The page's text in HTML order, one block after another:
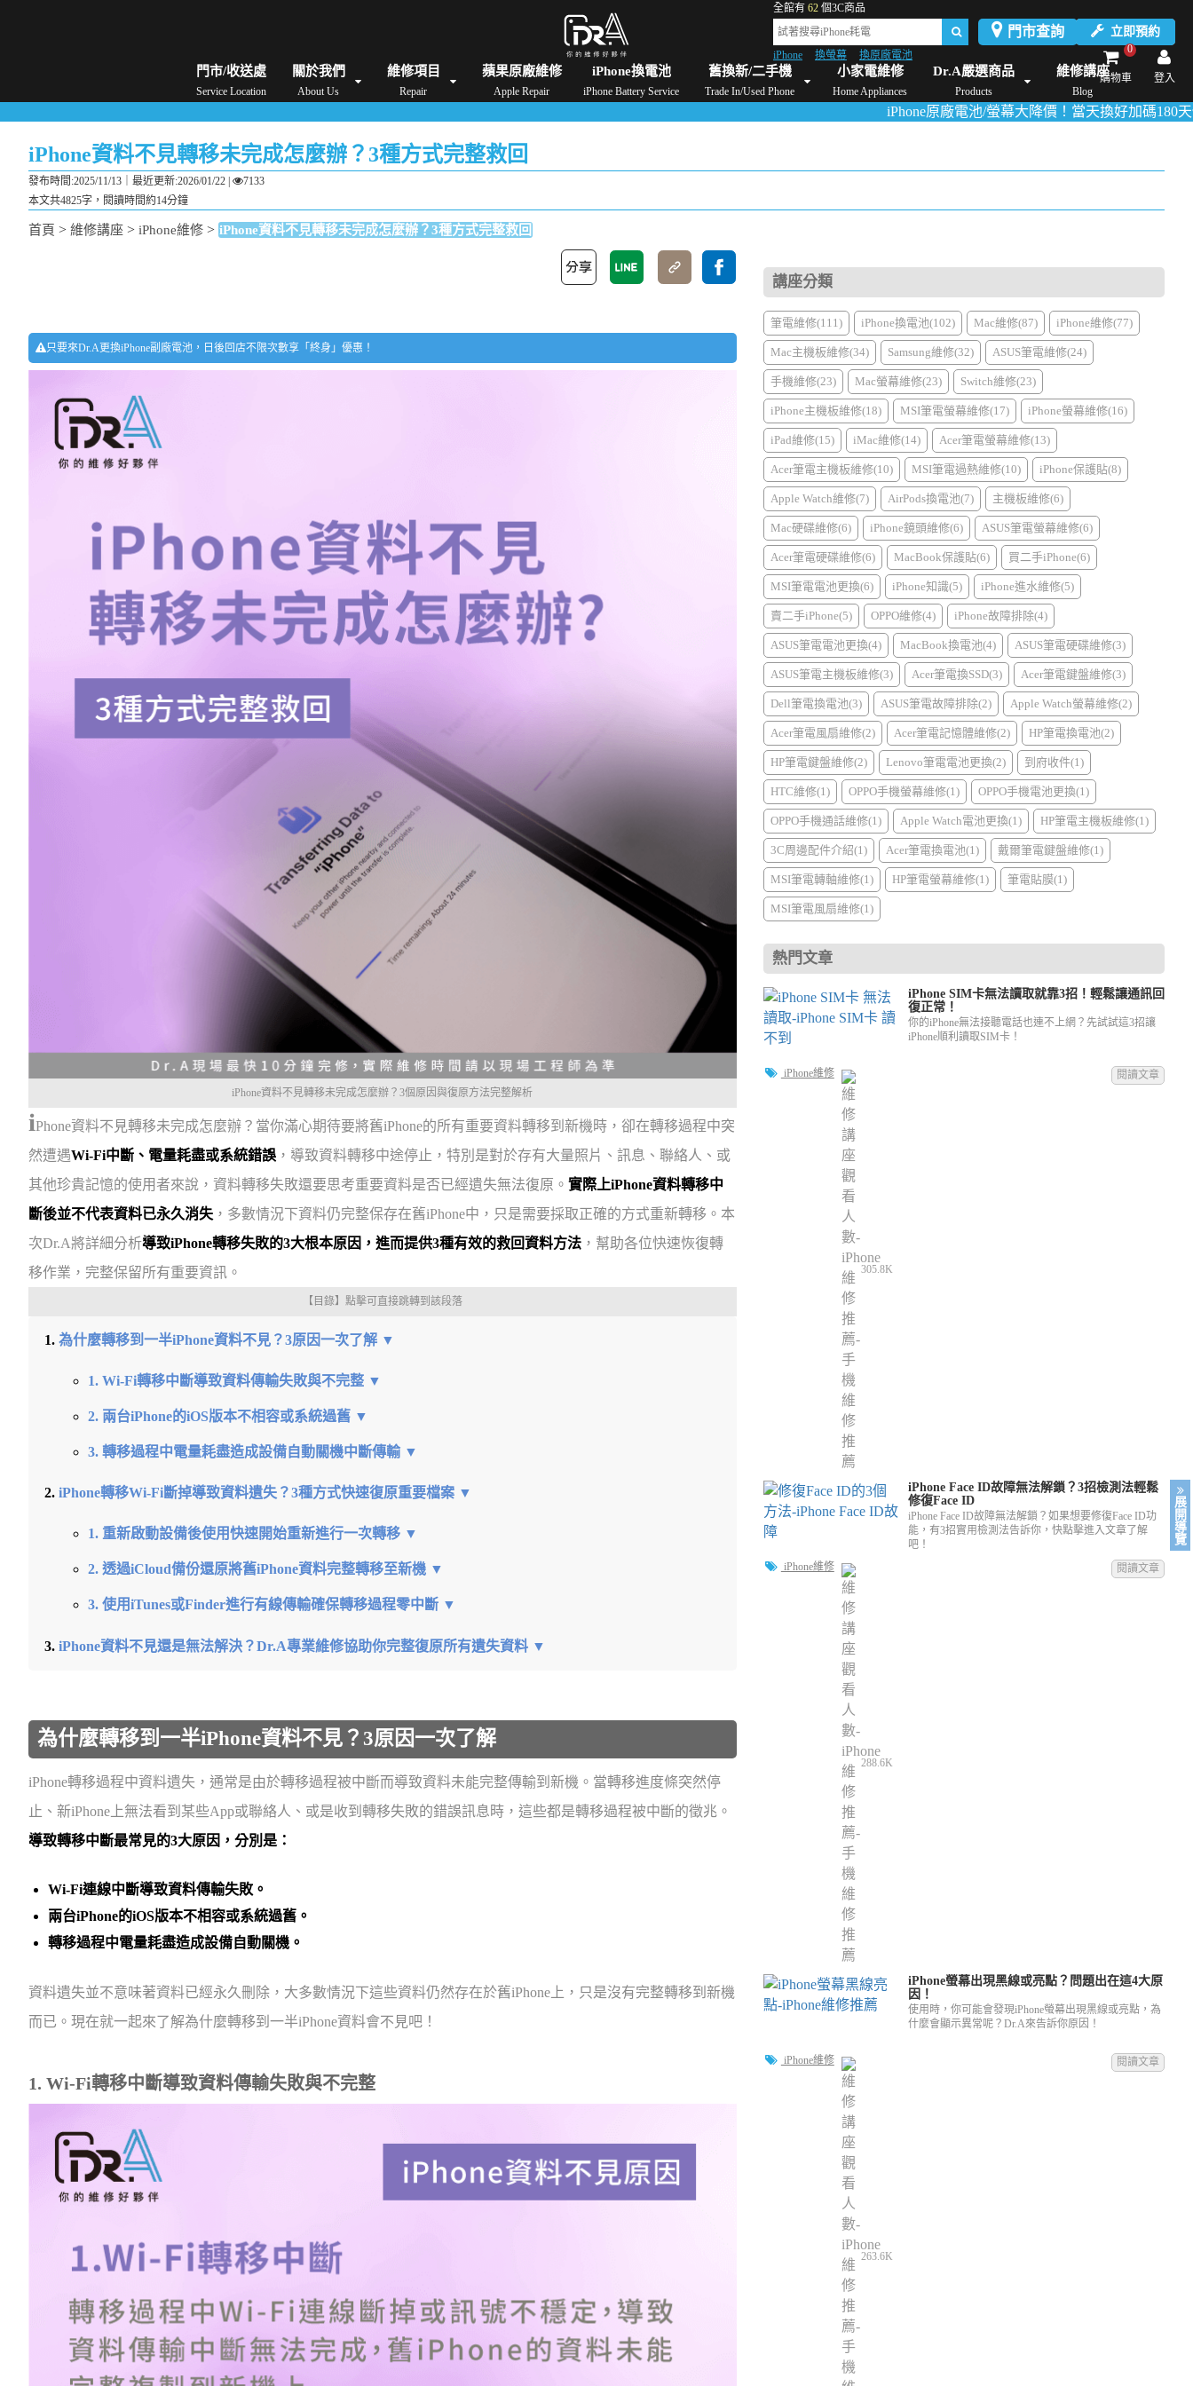
門市查詢 立即預約
全館有 62 個3C商品
iPhone 換螢幕
換原廠電池
登入
0
購物車
門市/收送處
Service Location
關於我們
About Us
維修項目
Repair
蘋果原廠維修
Apple Repair
iPhone換電池
iPhone Battery Service
舊換新/二手機
Trade In/Used Phone
小家電維修
Home Appliances
Dr.A嚴選商品
Products
維修講座
Blog
Android手機維修/價格 MacBook維修/價格 iPad維修/價格 Switch維修/價格 Apple Watch維修/價格 AirPods維修/價格 Dyson維修/價格 Mac Mini維修/價格 iMac維修/價格 Xbox維修/價格 伊萊
iPhone原廠電池/螢幕大降價！當天換好加碼180天保固！活動詳
iPhone資料不見轉移未完成怎麼辦？3種方式完整救回
發布時間:2025/11/13｜ 最近更新:2026/01/22
7133
本文共4825字，閱讀時間約14分鐘
首頁 > 維修講座 > iPhone維修 > iPhone資料不見轉移未完成怎麼辦？3種方式完整救回
只要來Dr.A更換iPhone副廠電池，日後回店不限次數享「終身」優惠！
iPhone資料不見轉移未完成怎麼辦？3個原因與復原方法完整解析
iPhone資料不見轉移未完成怎麼辦？當你滿心期待要將舊iPhone的所有重要資料轉移到新機時，卻在轉移過程中突
然遭遇Wi-Fi中斷、電量耗盡或系統錯誤 ，導致資料轉移中途停止，特別是對於存有大量照片、訊息、聯絡人、或
其他珍貴記憶的使用者來說，資料轉移失敗還要思考重要資料是否已經遺失無法復原。 實際上iPhone資料轉移中
斷後並不代表資料已永久消失 ，多數情況下資料仍完整保存在舊iPhone中，只是需要採取正確的方式重新轉移。本
次Dr.A將詳細分析導致iPhone轉移失敗的3大根本原因，進而提供3種有效的救回資料方法 ，幫助各位快速恢復轉
移作業，完整保留所有重要資訊。
【目錄】點擊可直接跳轉到該段落
為什麼轉移到一半iPhone資料不見？3原因一次了解 ▼
1. Wi-Fi轉移中斷導致資料傳輸失敗與不完整 ▼
2. 兩台iPhone的iOS版本不相容或系統過舊 ▼
3. 轉移過程中電量耗盡造成設備自動關機中斷傳輸 ▼
iPhone轉移Wi-Fi斷掉導致資料遺失？3種方式快速復原重要檔案 ▼
1. 重新啟動設備後使用快速開始重新進行一次轉移 ▼
2. 透過iCloud備份還原將舊iPhone資料完整轉移至新機 ▼
3. 使用iTunes或Finder進行有線傳輸確保轉移過程零中斷 ▼
iPhone資料不見還是無法解決？Dr.A專業維修協助你完整復原所有遺失資料 ▼
為什麼轉移到一半iPhone資料不見？3原因一次了解
iPhone轉移過程中資料遺失，通常是由於轉移過程被中斷而導致資料未能完整傳輸到新機。當轉移進度條突然停
止、新iPhone上無法看到某些App或聯絡人、或是收到轉移失敗的錯誤訊息時，這些都是轉移過程被中斷的徵兆。
導致轉移中斷最常見的3大原因，分別是：
Wi-Fi連線中斷導致資料傳輸失敗。
兩台iPhone的iOS版本不相容或系統過舊。
轉移過程中電量耗盡造成設備自動關機 。
資料遺失並不意味著資料已經永久刪除，大多數情況下這些資料仍然存在於舊iPhone上，只是沒有完整轉移到新機
而已。現在就一起來了解為什麼轉移到一半iPhone資料會不見吧！
1. Wi-Fi轉移中斷導致資料傳輸失敗與不完整
講座分類
筆電維修(111) iPhone換電池(102) Mac維修(87) iPhone維修(77)
Mac主機板維修(34) Samsung維修(32) ASUS筆電維修(24)
手機維修(23) Mac螢幕維修(23) Switch維修(23)
iPhone主機板維修(18) MSI筆電螢幕維修(17) iPhone螢幕維修(16)
iPad維修(15) iMac維修(14) Acer筆電螢幕維修(13)
Acer筆電主機板維修(10) MSI筆電過熱維修(10) iPhone保護貼(8)
Apple Watch維修(7) AirPods換電池(7) 主機板維修(6)
Mac硬碟維修(6) iPhone鏡頭維修(6) ASUS筆電螢幕維修(6)
Acer筆電硬碟維修(6) MacBook保護貼(6) 買二手iPhone(6)
MSI筆電電池更換(6) iPhone知識(5) iPhone進水維修(5)
賣二手iPhone(5) OPPO維修(4) iPhone故障排除(4)
ASUS筆電電池更換(4) MacBook換電池(4) ASUS筆電硬碟維修(3)
ASUS筆電主機板維修(3) Acer筆電換SSD(3) Acer筆電鍵盤維修(3)
Dell筆電換電池(3) ASUS筆電故障排除(2) Apple Watch螢幕維修(2)
Acer筆電風扇維修(2) Acer筆電記憶體維修(2) HP筆電換電池(2)
HP筆電鍵盤維修(2) Lenovo筆電電池更換(2) 到府收件(1)
HTC維修(1) OPPO手機螢幕維修(1) OPPO手機電池更換(1)
OPPO手機通話維修(1) Apple Watch電池更換(1) HP筆電主機板維修(1)
3C周邊配件介紹(1) Acer筆電換電池(1) 戴爾筆電鍵盤維修(1)
MSI筆電轉軸維修(1) HP筆電螢幕維修(1) 筆電貼膜(1)
MSI筆電風扇維修(1)
熱門文章
iPhone SIM卡無法讀取就靠3招！輕鬆讓通訊回
復正常！
你的iPhone無法接聽電話也連不上網？先試試這3招讓
iPhone順利讀取SIM卡！
iPhone維修
305.8K
閱讀文章
iPhone Face ID故障無法解鎖？3招檢測法輕鬆
修復Face ID
iPhone Face ID故障無法解鎖？如果想要修復Face ID功
能，有3招實用檢測法告訴你，快點擊進入文章了解
吧！
iPhone維修
288.6K
閱讀文章
iPhone螢幕出現黑線或亮點？問題出在這4大原
因！
使用時，你可能會發現iPhone螢幕出現黑線或亮點，為
什麼會顯示異常呢？Dr.A來告訴你原因！
iPhone維修
263.6K
閱讀文章
展
開
導
覽